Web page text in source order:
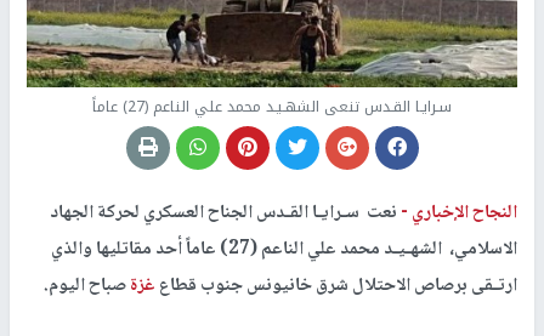
سـرايـا القـدس تنعى الشهـيـد محمد علي الناعم (27) عاماً
النجاح الإخباري -نعت سـرايـا القـدس الجناح العسكري لحركة الجهاد
الاسلامي، الشهـيـد محمد علي الناعم (27) عاماً أحد مقاتليها والذي
ارتـقى برصاص الاحتلال شرق خانيونس جنوب قطاعغزةصباح اليوم.